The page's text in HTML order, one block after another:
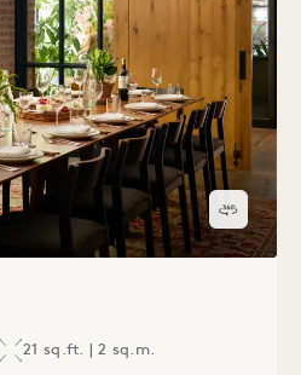
Visite
21 sq.ft. | 2 sq.m.